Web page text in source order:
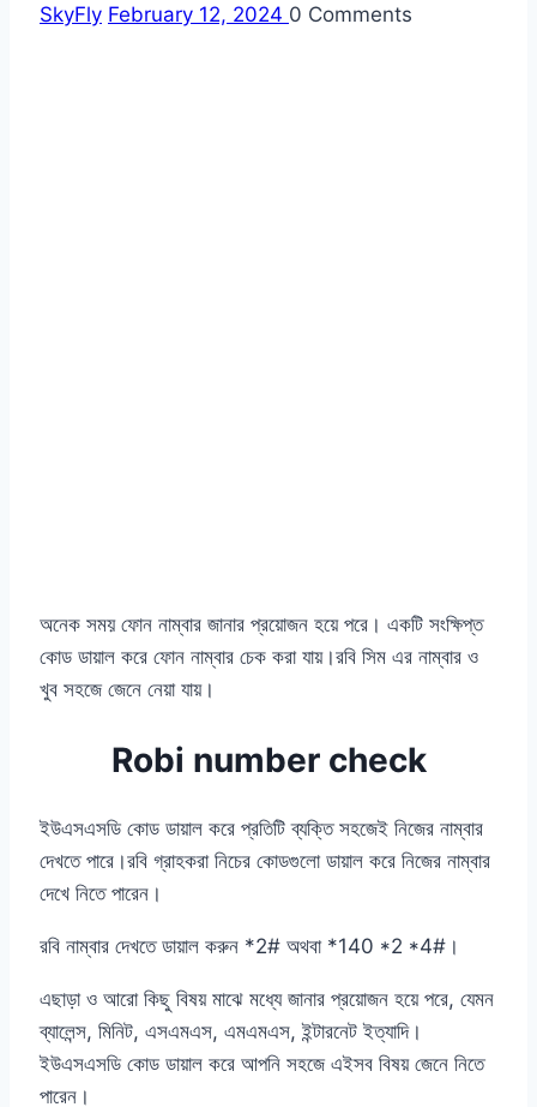
SkyFly February 12, 2024 0 Comments
অনেক সময় ফোন নাম্বার জানার প্রয়োজন হয়ে পরে। একটি সংক্ষিপ্ত
কোড ডায়াল করে ফোন নাম্বার চেক করা যায়।রবি সিম এর নাম্বার ও
খুব সহজে জেনে নেয়া যায়।
Robi number check
ইউএসএসডি কোড ডায়াল করে প্রতিটি ব্যক্তি সহজেই নিজের নাম্বার
দেখতে পারে।রবি গ্রাহকরা নিচের কোডগুলো ডায়াল করে নিজের নাম্বার
দেখে নিতে পারেন।
রবি নাম্বার দেখতে ডায়াল করুন *2# অথবা *140 *2 *4#।
এছাড়া ও আরো কিছু বিষয় মাঝে মধ্যে জানার প্রয়োজন হয়ে পরে, যেমন
ব্যালেন্স, মিনিট, এসএমএস, এমএমএস, ইন্টারনেট ইত্যাদি।
ইউএসএসডি কোড ডায়াল করে আপনি সহজে এইসব বিষয় জেনে নিতে
পারেন।